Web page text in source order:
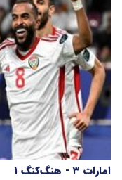
امارات ۳ - هنگ‌کنگ ۱